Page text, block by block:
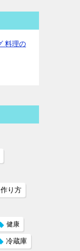
作り方
健康
冷蔵庫